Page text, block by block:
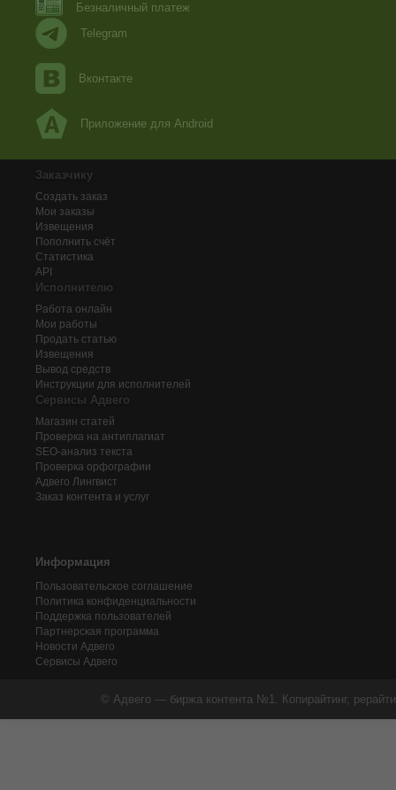
Безналичный платеж
Telegram
Вконтакте
Приложение для Android
Заказчику
Создать заказ
Мои заказы
Извещения
Пополнить счёт
Статистика
API
Исполнителю
Работа онлайн
Мои работы
Продать статью
Извещения
Вывод средств
Инструкции для исполнителей
Сервисы Адвего
Магазин статей
Проверка на антиплагиат
SEO-анализ текста
Проверка орфографии
Адвего Лингвист
Заказ контента и услуг
Информация
Пользовательское соглашение
Политика конфиденциальности
Поддержка пользователей
Партнерская программа
Новости Адвего
Сервисы Адвего
© Адвего — биржа контента №1. Копирайтинг,